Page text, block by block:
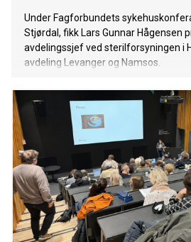
Under Fagforbundets
Stjørdal, fikk Lars Gunnar Hågensen
avdelingssjef ved sterilforsyningen i
avdeling Levanger og Namsos.